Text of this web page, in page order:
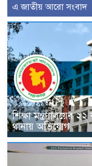
এ জাতীয় আরো সংবাদ
শিক্ষা মন্ত্রণালয়ের
থানায় অভিযোগ